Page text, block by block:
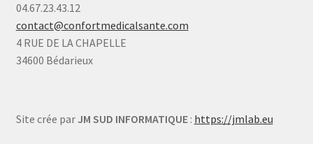
04.67.23.43.12
contact@confortmedicalsante.com
4 RUE DE LA CHAPELLE
34600 Bédarieux
Site crée par JM SUD INFORMATIQUE: https://jmlab.eu